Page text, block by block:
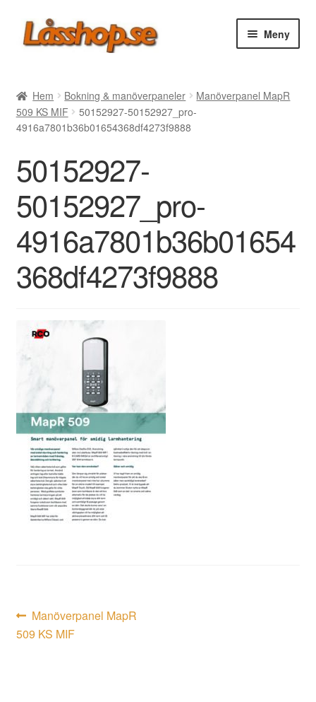
Hoppa
till
Hoppa
till
Meny
Rea
Villkor
Vanliga frågor
Forum/Manualer/Råd
Support
Hem Bokning & manöverpaneler
Manöverpanel MapR
509 KS MIF
50152927-50152927_pro-
4916a7801b36b01654368df4273f9888
50152927-
50152927_pro-
4916a7801b36b01654
368df4273f9888
Inläggsnavigering
Föregående
inlägg:
Manöverpanel MapR
509 KS MIF